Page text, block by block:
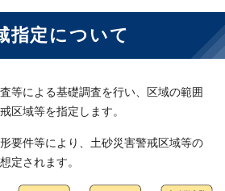
指定について
等による基礎調査を行い、区域の範囲
区域等を指定します。
要件等により、土砂災害警戒区域等の
定されます。